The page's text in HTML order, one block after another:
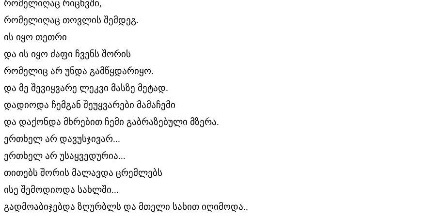
რომელიღაც რიცხვში,
რომელიღაც თოვლის შემდეგ.
ის იყო თეთრი
და ის იყო ძაფი ჩვენს შორის
რომელიც არ უნდა გამწყდარიყო.
და მე შევიყვარე ლეკვი მასზე მეტად.
დადიოდა ჩემგან შეუყვარები მამაჩემი
და დაქონდა მხრებით ჩემი გაბრაზებული მზერა.
ერთხელ არ დავუსჯივარ...
ერთხელ არ უსაყვედურია...
თითებს შორის მალავდა ცრემლებს
ისე შემოდიოდა სახლში...
გადმოაბიჯებდა ზღურბლს და მთელი სახით იღიმოდა..